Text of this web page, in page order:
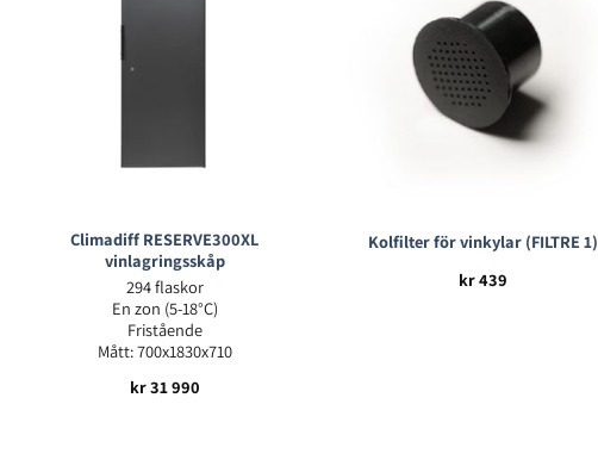
Climadiff RESERVE300XL
vinlagringsskåp
294 flaskor
En zon (5-18°C)
Fristående
Mått: 700x1830x710
kr31 990
Kolfilter för vinkylar (FILTRE 1)
kr439